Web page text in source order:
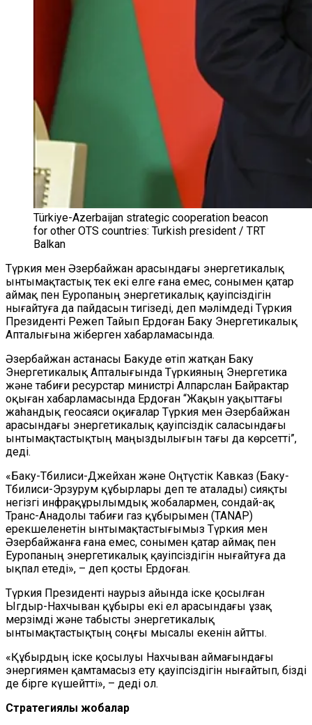
Türkiye-Azerbaijan strategic cooperation beacon
for other OTS countries: Turkish president / TRT
Balkan
Түркия мен Әзербайжан арасындағы энергетикалық
ынтымақтастық тек екі елге ғана емес, сонымен қатар
аймақ пен Еуропаның энергетикалық қауіпсіздігін
нығайтуға да пайдасын тигізеді, деп мәлімдеді Түркия
Президенті Режеп Тайып Ердоған Баку Энергетикалық
Апталығына жіберген хабарламасында.
Әзербайжан астанасы Бакуде өтіп жатқан Баку
Энергетикалық Апталығында Түркияның Энергетика
және табиғи ресурстар министрі Алпарслан Байрактар
оқыған хабарламасында Ердоған “Жақын уақыттағы
жаһандық геосаяси оқиғалар Түркия мен Әзербайжан
арасындағы энергетикалық қауіпсіздік саласындағы
ынтымақтастықтың маңыздылығын тағы да көрсетті”,
деді.
«Баку-Тбилиси-Джейхан және Оңтүстік Кавказ (Баку-
Тбилиси-Эрзурум құбырлары деп те аталады) сияқты
негізгі инфрақұрылымдық жобалармен, сондай-ақ
Транс-Анадолы табиғи газ құбырымен (TANAP)
ерекшеленетін ынтымақтастығымыз Түркия мен
Әзербайжанға ғана емес, сонымен қатар аймақ пен
Еуропаның энергетикалық қауіпсіздігін нығайтуға да
ықпал етеді», – деп қосты Ердоған.
Түркия Президенті наурыз айында іске қосылған
Ыгдыр-Нахчыван құбыры екі ел арасындағы ұзақ
мерзімді және табысты энергетикалық
ынтымақтастықтың соңғы мысалы екенін айтты.
«Құбырдың іске қосылуы Нахчыван аймағындағы
энергиямен қамтамасыз ету қауіпсіздігін нығайтып, бізді
де бірге күшейтті», – деді ол.
Стратегиялық жобалар